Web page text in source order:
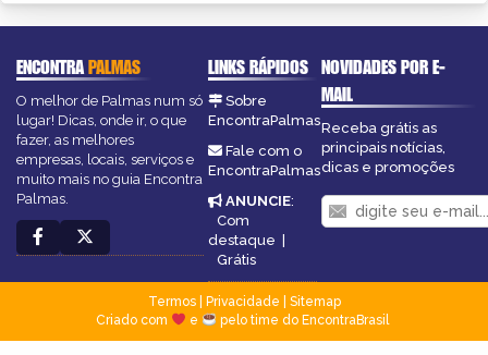
ENCONTRAPALMAS
O melhor de Palmas num só
lugar! Dicas, onde ir, o que
fazer, as melhores
empresas, locais, serviços e
muito mais no guia Encontra
Palmas.
LINKS RÁPIDOS
Sobre
EncontraPalmas
Fale com o
EncontraPalmas
ANUNCIE:
Com
destaque |
Grátis
NOVIDADES POR E-
MAIL
Receba grátis as
principais notícias,
dicas e promoções
Termos| Privacidade
Sitemap
Criado com
e pelo time do EncontraBrasil